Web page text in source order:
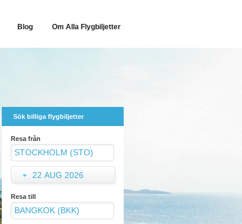
Blog Om Alla Flygbiljetter
Sök billiga flygbiljetter
Resa från
22 AUG 2026
Resa till